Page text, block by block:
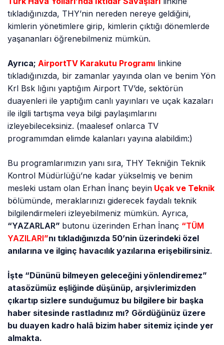
tıkladığınızda, THY’nin nereden nereye geldiğini,
kimlerin yönetimlere girip, kimlerin çıktığı dönemlerde
yaşananları öğrenebilmeniz mümkün.
Ayrıca; AirportTV Karakutu Programı linkine
tıkladığınızda, bir zamanlar yayında olan ve benim Yön
Krl Bsk lığını yaptığım Airport TV’de, sektörün
duayenleri ile yaptığım canlı yayınları ve uçak kazaları
ile ilgili tartışma veya bilgi paylaşımlarını
izleyebileceksiniz. (maalesef onlarca TV
programımdan elimde kalanları yayına alabildim:)
Bu programlarımızın yanı sıra, THY Tekniğin Teknik
Kontrol Müdürlüğü’ne kadar yükselmiş ve benim
mesleki ustam olan Erhan İnanç beyin Uçak ve Teknik
bölümünde, meraklarınızı giderecek faydalı teknik
bilgilendirmeleri izleyebilmeniz mümkün. Ayrıca,
“YAZARLAR” butonu üzerinden Erhan İnanç “TÜM
YAZILARI”nı tıkladığınızda 50’nin üzerindeki özel
anılarına ve ilginç havacılık yazılarına erişebilirsiniz.
İşte “Dününü bilmeyen geleceğini yönlendiremez”
atasözümüz eşliğinde düşünüp, arşivlerimizden
çıkartıp sizlere sunduğumuz bu bilgilere bir başka
haber sitesinde rastladınız mı? Gördüğünüz üzere
bu duayen kadro halâ bizim haber sitemiz içinde yer
almakta.